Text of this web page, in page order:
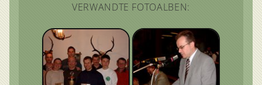
VERWANDTE FOTOALBEN: